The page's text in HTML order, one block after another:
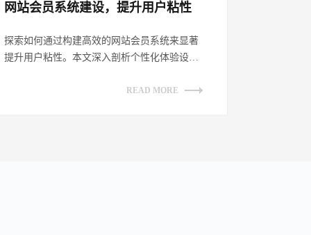
网站会员系统建设，提升用户粘性​
探索如何通过构建高效的网站会员系统来显著
提升用户粘性。本文深入剖析个性化体验设
READ MORE